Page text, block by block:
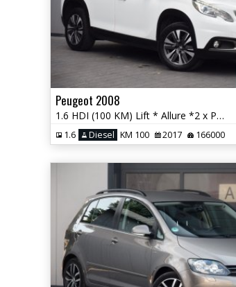
Peugeot 2008
1.6 HDI (100 KM) Lift * Allure *2 x PDC * Półskóra * Nawigacja *
1.6 Diesel KM 100 2017 166000